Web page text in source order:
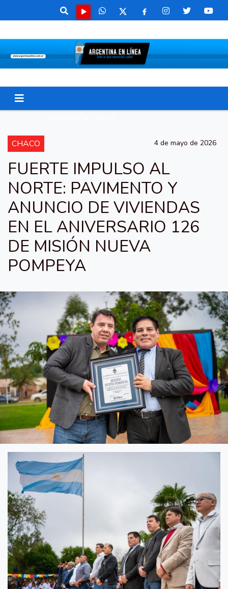
CHACO 4 de mayo de 2026
FUERTE IMPULSO AL
NORTE: PAVIMENTO Y
ANUNCIO DE VIVIENDAS
EN EL ANIVERSARIO 126
DE MISIÓN NUEVA
POMPEYA